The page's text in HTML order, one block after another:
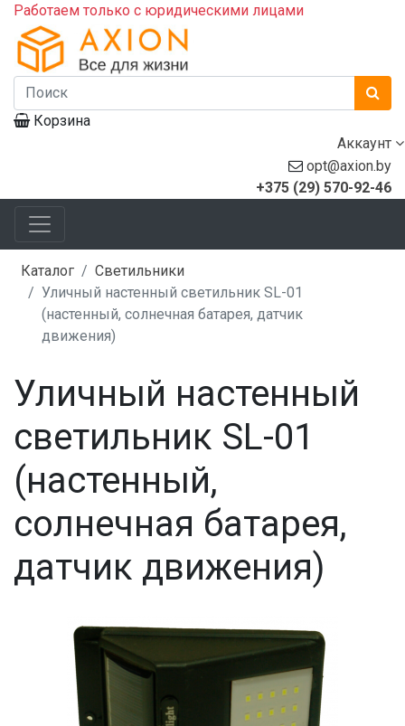
Работаем только с юридическими лицами
Корзина
Аккаунт
opt@axion.by
+375 (29) 570-92-46
Каталог
Светильники
Уличный настенный светильник SL-01
(настенный, солнечная батарея, датчик
движения)
Уличный настенный
светильник SL-01
(настенный,
солнечная батарея,
датчик движения)